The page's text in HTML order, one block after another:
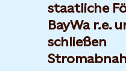
staatliche
BayWa r.e.
schließen